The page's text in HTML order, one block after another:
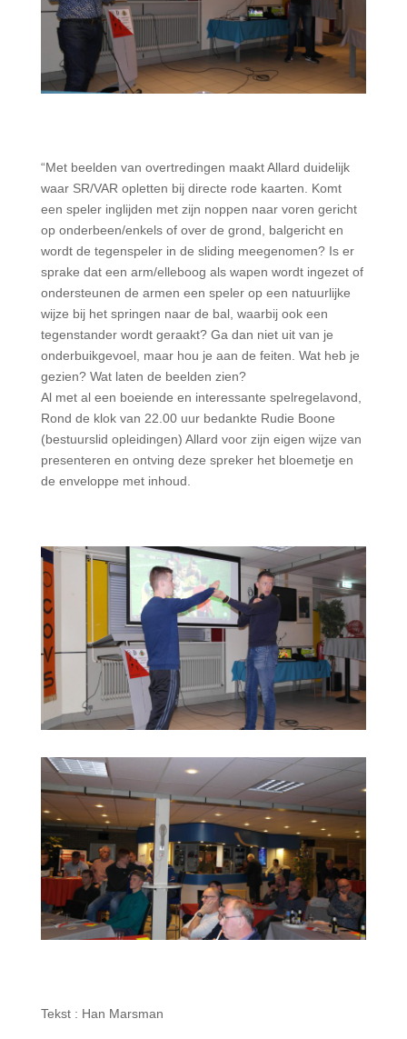
“Met beelden van overtredingen maakt Allard duidelijk
waar SR/VAR opletten bij directe rode kaarten. Komt
een speler inglijden met zijn noppen naar voren gericht
op onderbeen/enkels of over de grond, balgericht en
wordt de tegenspeler in de sliding meegenomen? Is er
sprake dat een arm/elleboog als wapen wordt ingezet of
ondersteunen de armen een speler op een natuurlijke
wijze bij het springen naar de bal, waarbij ook een
tegenstander wordt geraakt? Ga dan niet uit van je
onderbuikgevoel, maar hou je aan de feiten. Wat heb je
gezien? Wat laten de beelden zien?
Al met al een boeiende en interessante spelregelavond,
Rond de klok van 22.00 uur bedankte Rudie Boone
(bestuurslid opleidingen) Allard voor zijn eigen wijze van
presenteren en ontving deze spreker het bloemetje en
de enveloppe met inhoud.
Tekst : Han Marsman